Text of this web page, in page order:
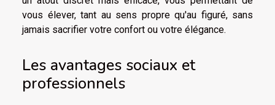
vous élever, tant au sens propre qu'au figuré, sans
jamais sacrifier votre confort ou votre élégance.
Les avantages sociaux et
professionnels